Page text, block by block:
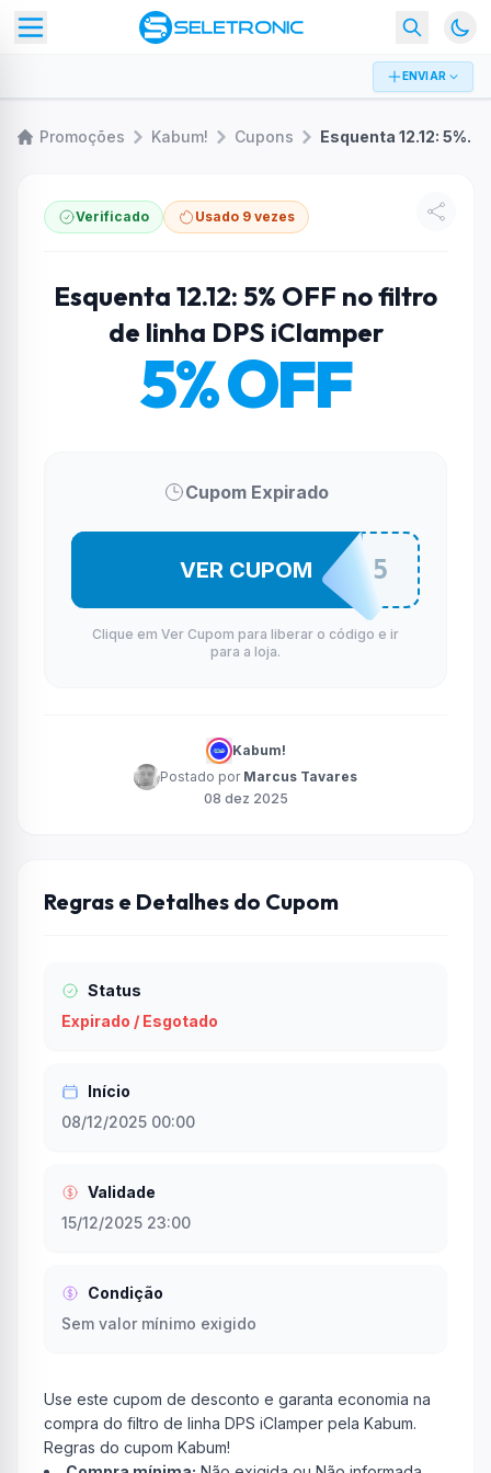
ENVIAR
Promoções Kabum! Cupons Esquenta 12.12: 5% OFF no filtro de linha DPS iClamper
Verificado Usado 9 vezes
Esquenta 12.12: 5% OFF no filtro
de linha DPS iClamper
5% OFF
Cupom Expirado
CLAMPER5
VER CUPOM
Clique em Ver Cupom para liberar o código e ir
para a loja.
Kabum!
Postado por Marcus Tavares
08 dez 2025
Regras e Detalhes do Cupom
Status
Expirado / Esgotado
Início
08/12/2025 00:00
Validade
15/12/2025 23:00
Condição
Sem valor mínimo exigido
Use este cupom de desconto e garanta economia na
compra do filtro de linha DPS iClamper pela Kabum.
Regras do cupom Kabum!